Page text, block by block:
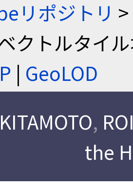
リポジトリ >
クトルタイ
| GeoLOD
,
the